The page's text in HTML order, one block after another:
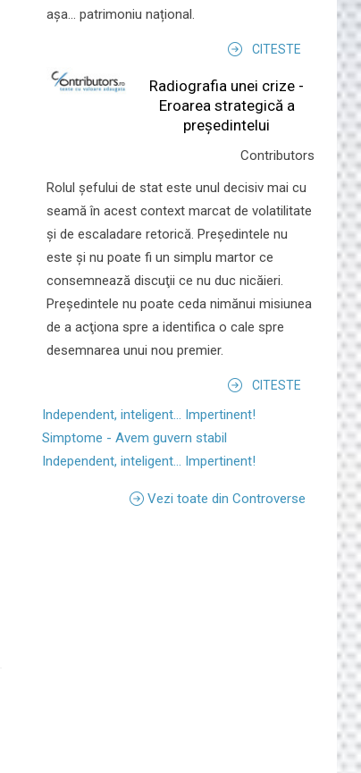
așa... patrimoniu național.
CITESTE
Radiografia unei crize -
Eroarea strategică a
președintelui
Contributors
Rolul şefului de stat este unul decisiv mai cu
seamă în acest context marcat de volatilitate
şi de escaladare retorică. Preşedintele nu
este şi nu poate fi un simplu martor ce
consemnează discuţii ce nu duc nicăieri.
Preşedintele nu poate ceda nimănui misiunea
de a acţiona spre a identifica o cale spre
desemnarea unui nou premier.
CITESTE
Independent, inteligent... Impertinent!
Simptome - Avem guvern stabil
Independent, inteligent... Impertinent!
Vezi toate din Controverse